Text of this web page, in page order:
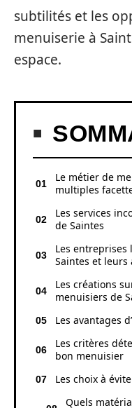
subtilités et les
menuiserie à
espace.
Le métier de
multiples
Les services
de Saintes
Les entreprises
Saintes et leurs
Les créations
menuisiers de
Les avantages
Les critères
bon menuisier
Les choix à
Quels